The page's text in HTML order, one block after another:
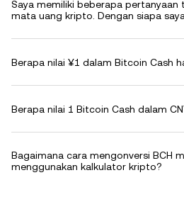
Saya memiliki beberapa pertanyaan
mata uang kripto. Dengan siapa
Berapa nilai ¥1 dalam Bitcoin Cash
Berapa nilai 1 Bitcoin Cash dalam
Bagaimana cara mengonversi BCH
menggunakan kalkulator kripto?